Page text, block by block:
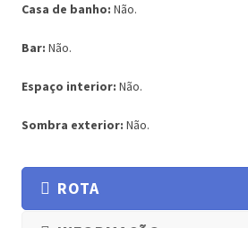
Casa de banho: Não.
Bar: Não.
Espaço interior: Não.
Sombra exterior: Não.
ROTA